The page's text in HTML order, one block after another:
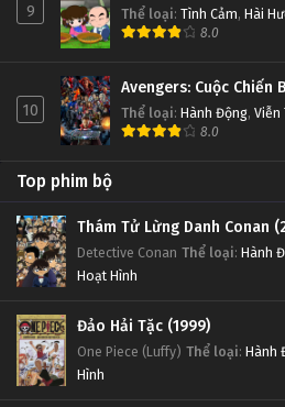
9 Thể loại: Tình Cảm, Hài
8.0
10
Avengers: Cuộc Chiến
Thể loại: Hành Động, Viễn
8.0
Top phim bộ
Thám Tử Lừng Danh Conan
Detective Conan Thể loại: Hành
Hoạt Hình
Đảo Hải Tặc (1999)
One Piece (Luffy) Thể loại: Hành
Hình